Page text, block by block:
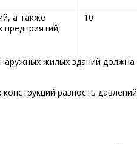
а также
10
жилых зданий должна
разность давлений